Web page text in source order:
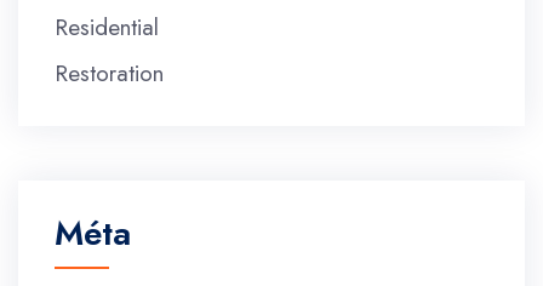
Residential
Restoration
Méta